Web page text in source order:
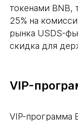
токенами BNB,
25% на
рынка USDS-
скидка для
VIP-
VIP-программа